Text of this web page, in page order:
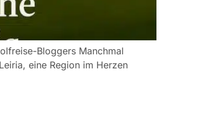
Bloggers Manchmal
eine Region im Herzen